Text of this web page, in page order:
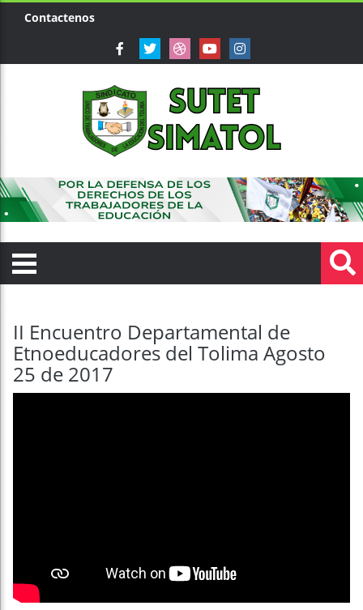
Contactenos
II Encuentro Departamental de
Etnoeducadores del Tolima Agosto
25 de 2017